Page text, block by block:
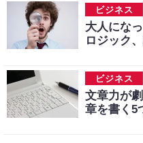
ビジネス
大人にな
ロジック
ビジネス
文章力が
章を書く5